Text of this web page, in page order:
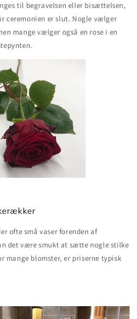
til begravelsen eller bisættelsen,
ceremonien er slut. Nogle vælger
mange vælger også en rose i en
ofte små vaser forenden af
det være smukt at sætte nogle stilke
mange blomster, er priserne typisk